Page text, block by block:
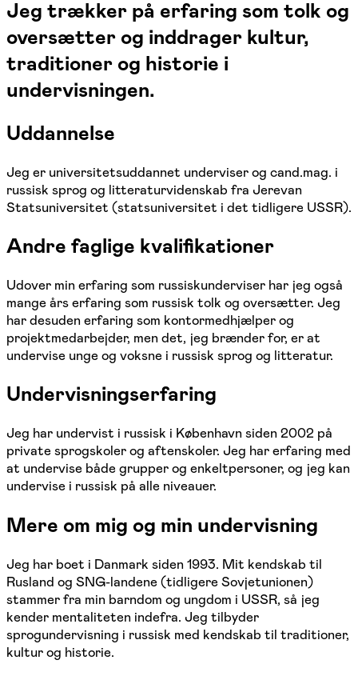
Jeg trækker på erfaring som tolk og
oversætter og inddrager kultur,
traditioner og historie i
undervisningen.
Uddannelse
Jeg er universitetsuddannet underviser og cand.mag. i
russisk sprog og litteraturvidenskab fra Jerevan
Statsuniversitet (statsuniversitet i det tidligere USSR).
Andre faglige kvalifikationer
Udover min erfaring som russiskunderviser har jeg også
mange års erfaring som russisk tolk og oversætter. Jeg
har desuden erfaring som kontormedhjælper og
projektmedarbejder, men det, jeg brænder for, er at
undervise unge og voksne i russisk sprog og litteratur.
Undervisningserfaring
Jeg har undervist i russisk i København siden 2002 på
private sprogskoler og aftenskoler. Jeg har erfaring med
at undervise både grupper og enkeltpersoner, og jeg kan
undervise i russisk på alle niveauer.
Mere om mig og min undervisning
Jeg har boet i Danmark siden 1993. Mit kendskab til
Rusland og SNG-landene (tidligere Sovjetunionen)
stammer fra min barndom og ungdom i USSR, så jeg
kender mentaliteten indefra. Jeg tilbyder
sprogundervisning i russisk med kendskab til traditioner,
kultur og historie.